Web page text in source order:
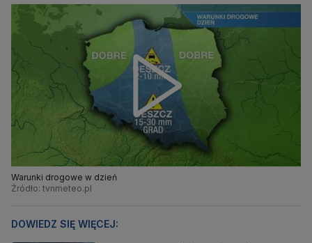
Warunki drogowe w dzień
Źródło: tvnmeteo.pl
DOWIEDZ SIĘ WIĘCEJ: